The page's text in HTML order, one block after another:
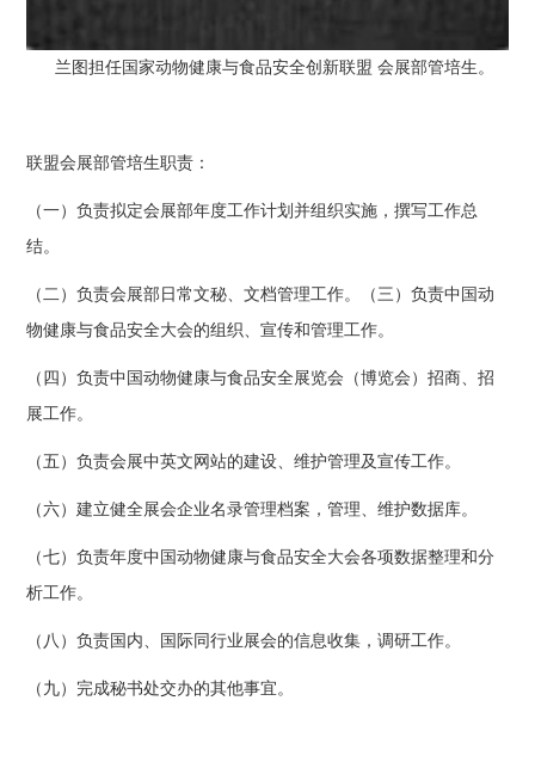
兰图担任国家动物健康与食品安全创新联盟 会展部管培生。
联盟会展部管培生职责：
（一）负责拟定会展部年度工作计划并组织实施，撰写工作总
结。
（二）负责会展部日常文秘、文档管理工作。（三）负责中国动
物健康与食品安全大会的组织、宣传和管理工作。
（四）负责中国动物健康与食品安全展览会（博览会）招商、招
展工作。
（五）负责会展中英文网站的建设、维护管理及宣传工作。
（六）建立健全展会企业名录管理档案，管理、维护数据库。
（七）负责年度中国动物健康与食品安全大会各项数据整理和分
析工作。
（八）负责国内、国际同行业展会的信息收集，调研工作。
（九）完成秘书处交办的其他事宜。